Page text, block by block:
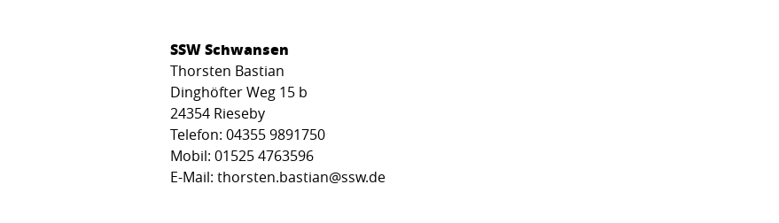
SSW Schwansen
Thorsten Bastian
Dinghöfter Weg 15 b
24354 Rieseby
Telefon: 04355 9891750
Mobil: 01525 4763596
E-Mail: thorsten.bastian@ssw.de